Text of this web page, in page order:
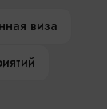
виза